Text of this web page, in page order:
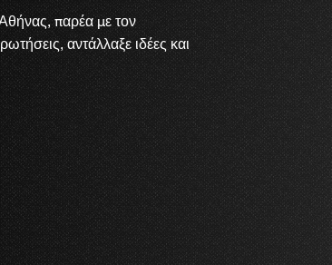
παρέα με τον
αντάλλαξε ιδέες και